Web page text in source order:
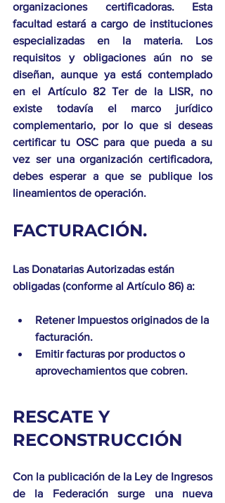
organizaciones certificadoras. Esta
facultad estará a cargo de instituciones
especializadas en la materia. Los
requisitos y obligaciones aún no se
diseñan, aunque ya está contemplado
en el Artículo 82 Ter de la LISR, no
existe todavía el marco jurídico
complementario, por lo que si deseas
certificar tu OSC para que pueda a su
vez ser una organización certificadora,
debes esperar a que se publique los
lineamientos de operación.
FACTURACIÓN.
Las Donatarias Autorizadas están
obligadas (conforme al Artículo 86) a:
Retener Impuestos originados de la
facturación.
Emitir facturas por productos o
aprovechamientos que cobren.
RESCATE Y
RECONSTRUCCIÓN
Con la publicación de la Ley de Ingresos
de la Federación surge una nueva